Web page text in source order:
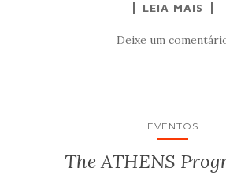
LEIA MAIS
Deixe um
EVENTOS
The ATHENS